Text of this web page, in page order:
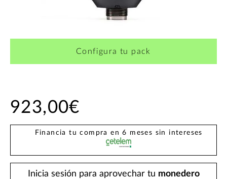
¿Quieres crearte tu propio pack?
Configura tu pack
923,00€
Financia tu compra en 6 meses sin intereses
Inicia sesión para aprovechar tu monedero